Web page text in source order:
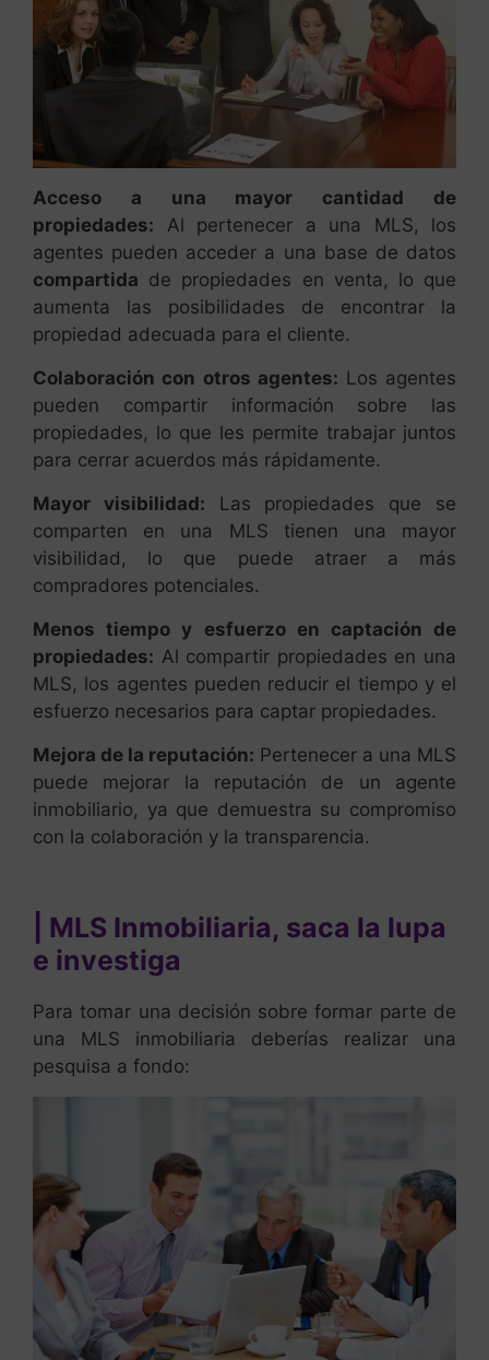
Acceso a una mayor cantidad de
propiedades: Al pertenecer a una MLS, los
agentes pueden acceder a una base de datos
compartida de propiedades en venta, lo que
aumenta las posibilidades de encontrar la
propiedad adecuada para el cliente.
Colaboración con otros agentes: Los agentes
pueden compartir información sobre las
propiedades, lo que les permite trabajar juntos
para cerrar acuerdos más rápidamente.
Mayor visibilidad: Las propiedades que se
comparten en una MLS tienen una mayor
visibilidad, lo que puede atraer a más
compradores potenciales.
Menos tiempo y esfuerzo en captación de
propiedades: Al compartir propiedades en una
MLS, los agentes pueden reducir el tiempo y el
esfuerzo necesarios para captar propiedades.
Mejora de la reputación: Pertenecer a una MLS
puede mejorar la reputación de un agente
inmobiliario, ya que demuestra su compromiso
con la colaboración y la transparencia.
| MLS Inmobiliaria, saca la lupa
e investiga
Para tomar una decisión sobre formar parte de
una MLS inmobiliaria deberías realizar una
pesquisa a fondo: